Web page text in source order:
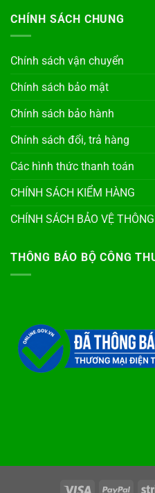
CHÍNH SÁCH CHUNG
Chính sách vận chuyển
Chính sách bảo mật
Chính sách bảo hành
Chính sách đổi, trả hàng
Các hình thức thanh toán
CHÍNH SÁCH KIỂM HÀNG
CHÍNH SÁCH BẢO VỆ
THÔNG BÁO BỘ CÔNG